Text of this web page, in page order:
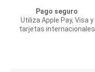
Pago seguro
Utiliza Apple Pay, Visa y
tarjetas internacionales